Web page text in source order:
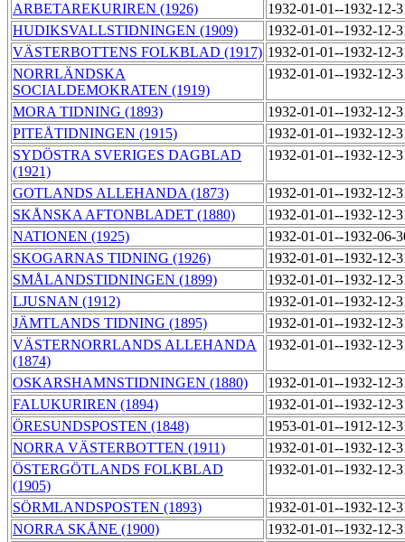
ARBETAREKURIREN (1926)
1932-01-01--1932-12-
HUDIKSVALLSTIDNINGEN (1909)
1932-01-01--1932-12-
VÄSTERBOTTENS FOLKBLAD (1917) 1932-01-01--1932-12-
NORRLÄNDSKA
SOCIALDEMOKRATEN (1919)
1932-01-01--1932-12-
MORA TIDNING (1893)
1932-01-01--1932-12-
PITEÅTIDNINGEN (1915)
1932-01-01--1932-12-
SYDÖSTRA SVERIGES DAGBLAD
(1921)
1932-01-01--1932-12-
GOTLANDS ALLEHANDA (1873)
1932-01-01--1932-12-
SKÅNSKA AFTONBLADET (1880)
1932-01-01--1932-12-
NATIONEN (1925)
1932-01-01--1932-06-
SKOGARNAS TIDNING (1926)
1932-01-01--1932-12-
SMÅLANDSTIDNINGEN (1899)
1932-01-01--1932-12-
LJUSNAN (1912)
1932-01-01--1932-12-
JÄMTLANDS TIDNING (1895)
1932-01-01--1932-12-
VÄSTERNORRLANDS ALLEHANDA
(1874)
1932-01-01--1932-12-
OSKARSHAMNSTIDNINGEN (1880)
1932-01-01--1932-12-
FALUKURIREN (1894)
1932-01-01--1932-12-
ÖRESUNDSPOSTEN (1848)
1953-01-01--1912-12-
NORRA VÄSTERBOTTEN (1911)
1932-01-01--1932-12-
ÖSTERGÖTLANDS FOLKBLAD
(1905)
1932-01-01--1932-12-
SÖRMLANDSPOSTEN (1893)
1932-01-01--1932-12-
NORRA SKÅNE (1900)
1932-01-01--1932-12-